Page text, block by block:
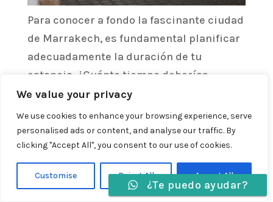
We value your privacy
We use cookies to enhance your browsing experience, serve
personalised ads or content, and analyse our traffic. By
clicking "Accept All", you consent to our use of cookies.
Customise Reject All Accept All
Para conocer a fondo la fascinante ciudad
de Marrakech, es fundamental planificar
adecuadamente la duración de tu
estancia. ¿Cuánto tiempo deberías
quedarte en Marrakech para sumergirte
en su cultura, historia y belleza? A
continuación, te presentamos una guía
detallada que te ayudará a tomar la mejor
decisión.
Idiomas » ¿Te puedo ayudar?